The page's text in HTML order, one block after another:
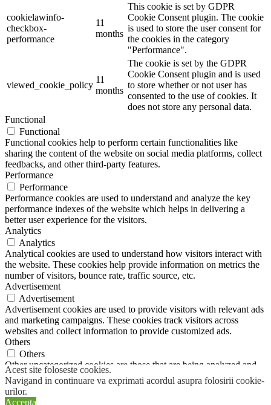
Acest site foloseste cookies.
Navigand in continuare va exprimati acordul asupra folosirii cookie-
urilor.
Accepta
cookielawinfo-
checkbox-
performance
11
months
This cookie is set by GDPR
Cookie Consent plugin. The cookie
is used to store the user consent for
the cookies in the category
"Performance".
viewed_cookie_policy
11
months
The cookie is set by the GDPR
Cookie Consent plugin and is used
to store whether or not user has
consented to the use of cookies. It
does not store any personal data.
Functional
Functional
Functional cookies help to perform certain functionalities like
sharing the content of the website on social media platforms, collect
feedbacks, and other third-party features.
Performance
Performance
Performance cookies are used to understand and analyze the key
performance indexes of the website which helps in delivering a
better user experience for the visitors.
Analytics
Analytics
Analytical cookies are used to understand how visitors interact with
the website. These cookies help provide information on metrics the
number of visitors, bounce rate, traffic source, etc.
Advertisement
Advertisement
Advertisement cookies are used to provide visitors with relevant ads
and marketing campaigns. These cookies track visitors across
websites and collect information to provide customized ads.
Others
Others
Other uncategorized cookies are those that are being analyzed and
have not been classified into a category as yet.
SALVEAZĂ ȘI ACCEPTĂ
Like Us